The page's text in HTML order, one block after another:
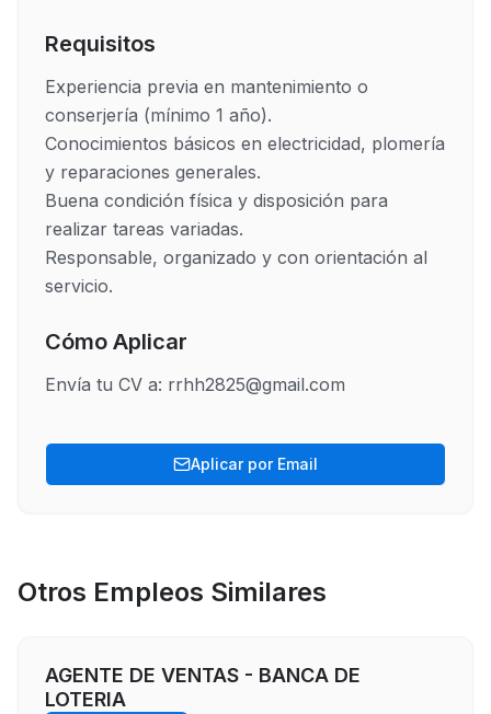
Requisitos
Experiencia previa en mantenimiento o
conserjería (mínimo 1 año).
Conocimientos básicos en electricidad, plomería
y reparaciones generales.
Buena condición física y disposición para
realizar tareas variadas.
Responsable, organizado y con orientación al
servicio.
Cómo Aplicar
Envía tu CV a: rrhh2825@gmail.com
Aplicar por Email
Otros Empleos Similares
AGENTE DE VENTAS - BANCA DE
LOTERIA